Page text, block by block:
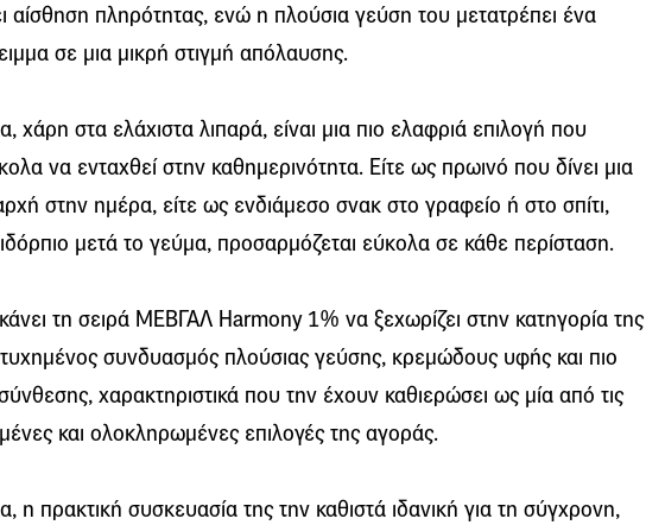
αίσθηση πληρότητας, ενώ η πλούσια γεύση του μετατρέπει ένα
σε μια μικρή στιγμή απόλαυσης.
χάρη στα ελάχιστα λιπαρά, είναι μια πιο ελαφριά επιλογή που
να ενταχθεί στην καθημερινότητα. Είτε ως πρωινό που δίνει μια
στην ημέρα, είτε ως ενδιάμεσο σνακ στο γραφείο ή στο σπίτι,
μετά το γεύμα, προσαρμόζεται εύκολα σε κάθε περίσταση.
τη σειρά ΜΕΒΓΑΛ Harmony 1% να ξεχωρίζει στην κατηγορία της
συνδυασμός πλούσιας γεύσης, κρεμώδους υφής και πιο
χαρακτηριστικά που την έχουν καθιερώσει ως μία από τις
και ολοκληρωμένες επιλογές της αγοράς.
η πρακτική συσκευασία της την καθιστά ιδανική για τη σύγχρονη,